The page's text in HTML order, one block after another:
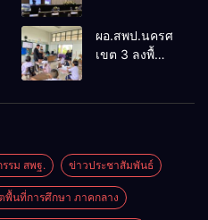
ThaiCER
International
Research
(ThaiCER)
2026
รรมราช
ผอ.สพป.นครศรีธรร
เขต 3 ลงพื้นที่
รรม สพฐ. ข่าวประชาสัมพันธ์
พื้นที่การศึกษา ภาคกลาง